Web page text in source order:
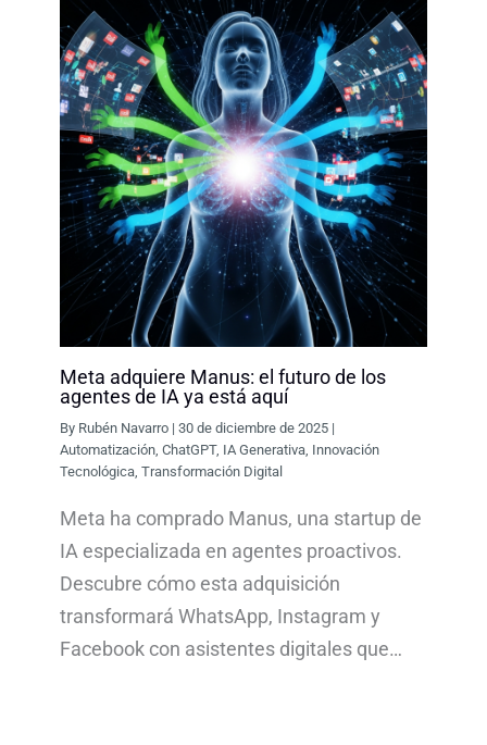
Meta adquiere Manus: el futuro de los
agentes de IA ya está aquí
By Rubén Navarro |30 de diciembre de 2025 |
Automatización ,ChatGPT, IA Generativa Innovación
Tecnológica ,Transformación Digital
Meta ha comprado Manus, una startup de
IA especializada en agentes proactivos.
Descubre cómo esta adquisición
transformará WhatsApp, Instagram y
Facebook con asistentes digitales que…